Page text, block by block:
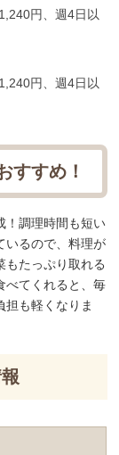
円、週4日以
円、週4日以
すすめ！
！調理時間も短い
いるので、料理が
もたっぷり取れる
べてくれると、毎
担も軽くなりま